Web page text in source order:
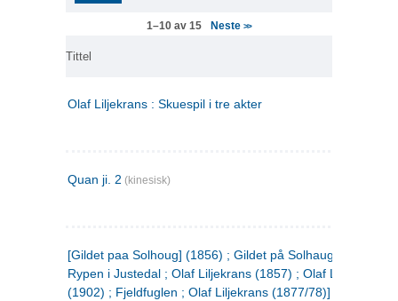
1–10 av 15 Neste>>
Tittel
Olaf Liljekrans : Skuespil i tre akter
Quan ji. 2 (kinesisk)
[Gildet paa Solhoug] (1856) ; Gildet på Solhaug (1883) ;
Rypen i Justedal ; Olaf Liljekrans (1857) ; Olaf Liljekrans
(1902) ; Fjeldfuglen ; Olaf Liljekrans (1877/78)]